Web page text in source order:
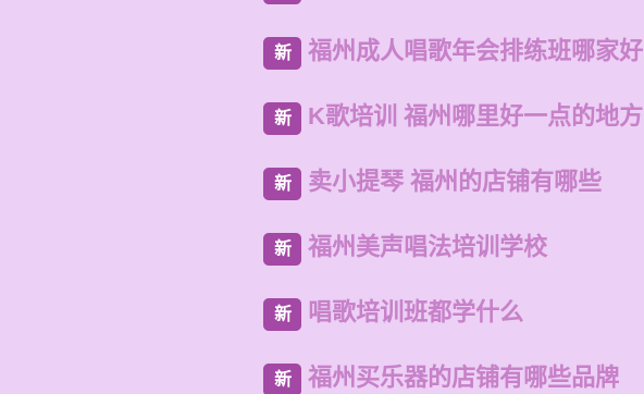
新 福州成人唱歌年会排练班哪家好
新 K歌培训 福州哪里好一点的地方
新 卖小提琴 福州的店铺有哪些
新 福州美声唱法培训学校
新 唱歌培训班都学什么
新 福州买乐器的店铺有哪些品牌